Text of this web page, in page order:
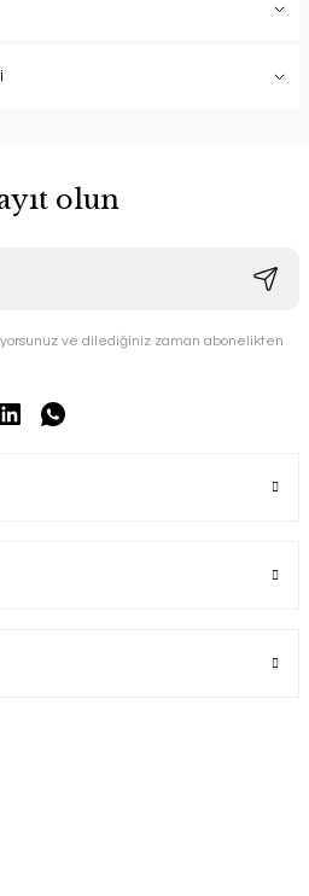
olun
ve dilediğiniz zaman abonelikten